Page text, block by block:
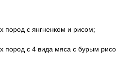
пород с янгненком и рисом;
пород с 4 вида мяса с бурым